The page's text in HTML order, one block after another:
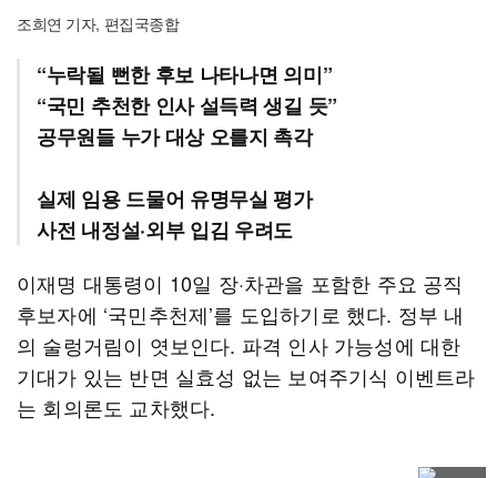
조희연 기자, 편집국종합
“누락될 뻔한 후보 나타나면 의미”
“국민 추천한 인사 설득력 생길 듯”
공무원들 누가 대상 오를지 촉각
실제 임용 드물어 유명무실 평가
사전 내정설·외부 입김 우려도
이재명 대통령이 10일 장·차관을 포함한 주요 공직
후보자에 ‘국민추천제’를 도입하기로 했다. 정부 내
의 술렁거림이 엿보인다. 파격 인사 가능성에 대한
기대가 있는 반면 실효성 없는 보여주기식 이벤트라
는 회의론도 교차했다.